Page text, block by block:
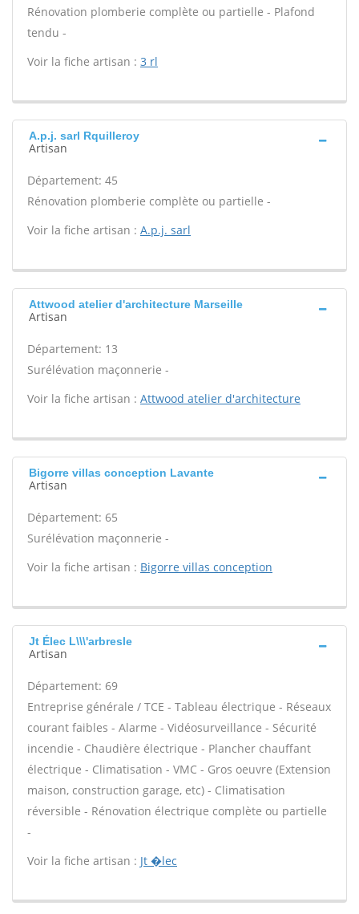
Rénovation plomberie complète ou partielle - Plafond
tendu -
Voir la fiche artisan : 3 rl
A.p.j. sarl Rquilleroy
Artisan
Département: 45
Rénovation plomberie complète ou partielle -
Voir la fiche artisan : A.p.j. sarl
Attwood atelier d'architecture Marseille
Artisan
Département: 13
Surélévation maçonnerie -
Voir la fiche artisan : Attwood atelier d'architecture
Bigorre villas conception Lavante
Artisan
Département: 65
Surélévation maçonnerie -
Voir la fiche artisan : Bigorre villas conception
Jt Élec L\\\'arbresle
Artisan
Département: 69
Entreprise générale / TCE - Tableau électrique - Réseaux
courant faibles - Alarme - Vidéosurveillance - Sécurité
incendie - Chaudière électrique - Plancher chauffant
électrique - Climatisation - VMC - Gros oeuvre (Extension
maison, construction garage, etc) - Climatisation
réversible - Rénovation électrique complète ou partielle
-
Voir la fiche artisan : Jt �lec